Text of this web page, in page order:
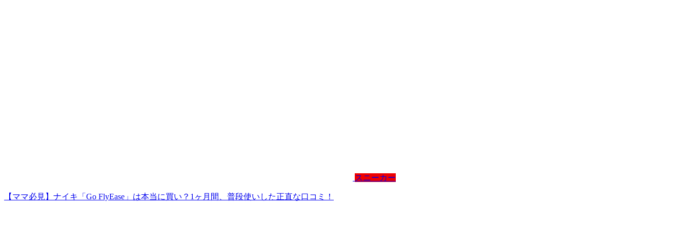
スニーカー
【ママ必見】ナイキ「Go FlyEase」は本当に買い？1ヶ月間、普段使いした正直な口コミ！